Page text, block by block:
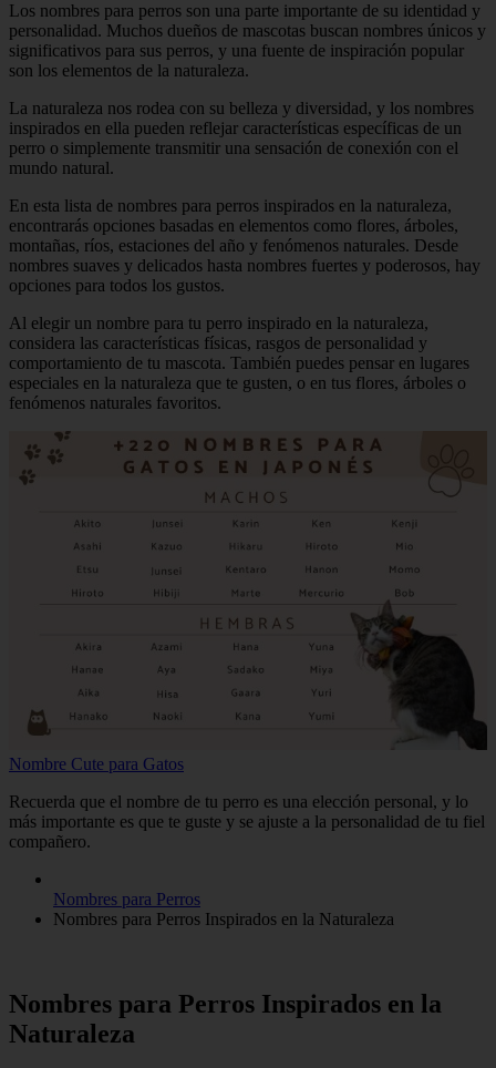
Los nombres para perros son una parte importante de su identidad y
personalidad. Muchos dueños de mascotas buscan nombres únicos y
significativos para sus perros, y una fuente de inspiración popular
son los elementos de la naturaleza.
La naturaleza nos rodea con su belleza y diversidad, y los nombres
inspirados en ella pueden reflejar características específicas de un
perro o simplemente transmitir una sensación de conexión con el
mundo natural.
En esta lista de nombres para perros inspirados en la naturaleza,
encontrarás opciones basadas en elementos como flores, árboles,
montañas, ríos, estaciones del año y fenómenos naturales. Desde
nombres suaves y delicados hasta nombres fuertes y poderosos, hay
opciones para todos los gustos.
Al elegir un nombre para tu perro inspirado en la naturaleza,
considera las características físicas, rasgos de personalidad y
comportamiento de tu mascota. También puedes pensar en lugares
especiales en la naturaleza que te gusten, o en tus flores, árboles o
fenómenos naturales favoritos.
Nombre Cute para Gatos
Recuerda que el nombre de tu perro es una elección personal, y lo
más importante es que te guste y se ajuste a la personalidad de tu fiel
compañero.
Nombres para Perros
Nombres para Perros Inspirados en la Naturaleza
Nombres para Perros Inspirados en la
Naturaleza